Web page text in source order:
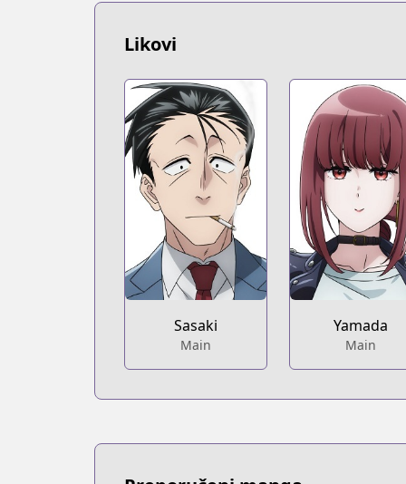
https://www.mangaupdates.com/
Book☆Walker
Official English
Official English
https://global.manga-up.com/manga/
Likovi
Sasaki
Main
Yamada
Main